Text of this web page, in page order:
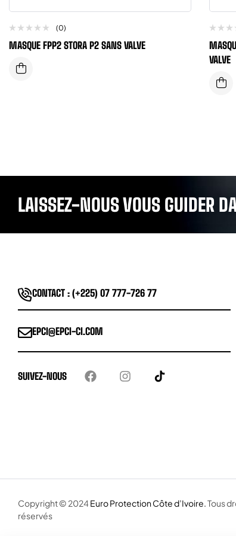
(0)
MASQUE FPP2 STORA P2 SANS VALVE
VALVE
LAISSEZ-NOUS VOUS GUIDER
CONTACT : (+225) 07 777-726 77
EPCI@EPCI-CI.COM
SUIVEZ-NOUS
Copyright © 2024 Euro Protection Côte d’Ivoire.Tous
réservés